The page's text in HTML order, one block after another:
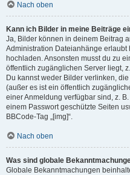
Nach oben
Kann ich Bilder in meine Beiträge
Ja, Bilder können in deinem Beitrag
Administration Dateianhänge erlaubt
hochladen. Ansonsten musst du zu
öffentlich zugänglichen Server liegt,
Du kannst weder Bilder verlinken,
(außer es ist ein öffentlich
einer Anmeldung verfügbar sind, z.
einem Passwort geschützte Seiten
BBCode-Tag „[img]“.
Nach oben
Was sind globale
Globale Bekanntmachungen